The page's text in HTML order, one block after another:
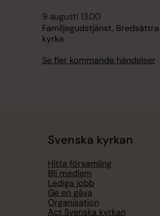
9 augusti 13.00
Familjegudstjänst, Bredsättra
kyrka
Se fler kommande händelser
Svenska kyrkan
Hitta församling
Bli medlem
Lediga jobb
Ge en gåva
Organisation
Act Svenska kyrkan